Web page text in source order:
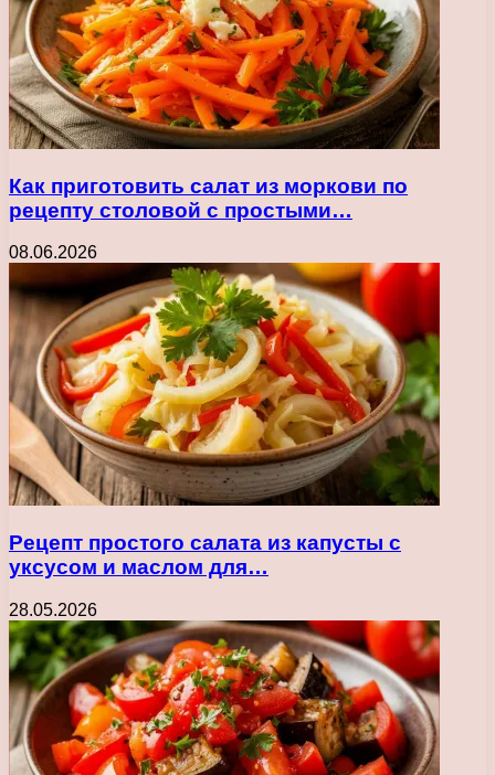
Как приготовить салат из моркови по
рецепту столовой с простыми…
08.06.2026
Рецепт простого салата из капусты с
уксусом и маслом для…
28.05.2026